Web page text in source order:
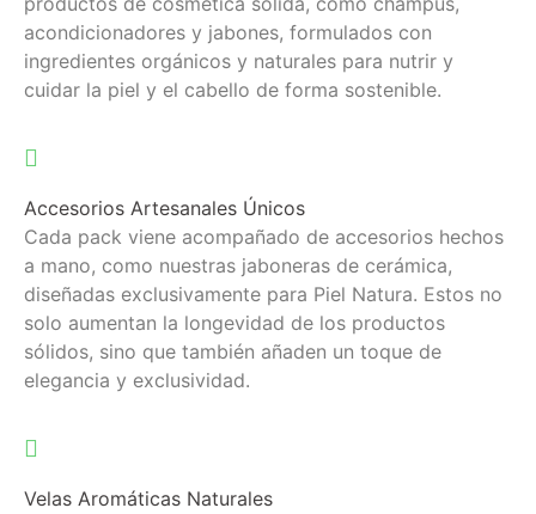
acondicionadores y jabones, formulados con
ingredientes orgánicos y naturales para nutrir y
cuidar la piel y el cabello de forma sostenible.
Accesorios Artesanales Únicos
Cada pack viene acompañado de accesorios hechos
a mano, como nuestras jaboneras de cerámica,
diseñadas exclusivamente para Piel Natura. Estos no
solo aumentan la longevidad de los productos
sólidos, sino que también añaden un toque de
elegancia y exclusividad.
Velas Aromáticas Naturales